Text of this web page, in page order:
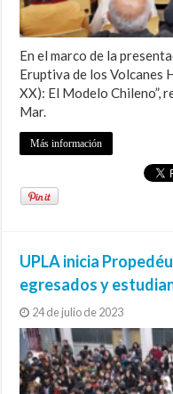
En el marco de la
Eruptiva de los Volcanes
XX): El Modelo Chileno”,
Mar.
Más información
UPLA inicia
egresados y
24 de julio de 2023